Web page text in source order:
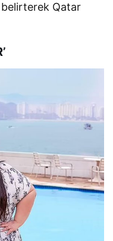
belirterek Qatar